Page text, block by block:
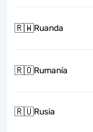
🇷🇼Ruanda
🇷🇴Rumanía
🇷🇺Rusia